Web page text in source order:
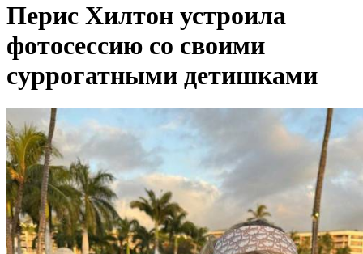
Перис Хилтон устроила
фотосессию со своими
суррогатными детишками